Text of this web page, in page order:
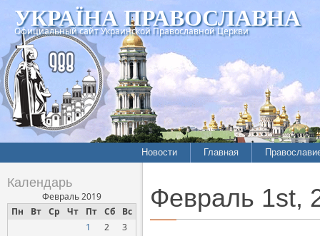
УКРАЇНА ПРАВОСЛАВНА
Официальный сайт Украинской Православной Церкви
Новости Главная
Календарь
Февраль 2019
Пн
Вт Ср Чт Пт Сб Вс
1 2
3
Февраль 1st,